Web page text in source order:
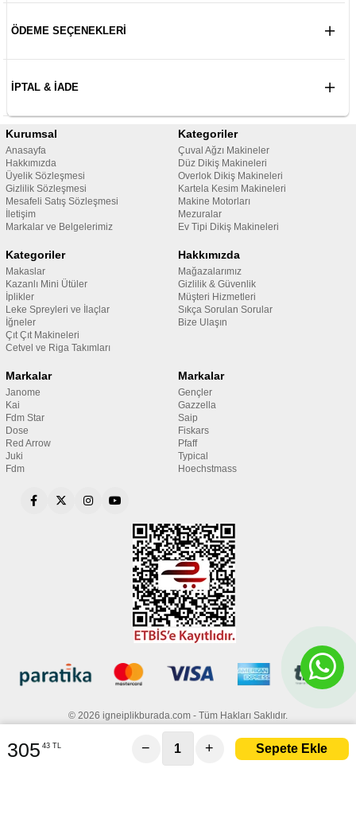
ÖDEME SEÇENEKLERI
İPTAL & İADE
Kurumsal
Anasayfa
Hakkımızda
Üyelik Sözleşmesi
Gizlilik Sözleşmesi
Mesafeli Satış Sözleşmesi
İletişim
Markalar ve Belgelerimiz
Kategoriler
Çuval Ağzı Makineler
Düz Dikiş Makineleri
Overlok Dikiş Makineleri
Kartela Kesim Makineleri
Makine Motorları
Mezuralar
Ev Tipi Dikiş Makineleri
Kategoriler
Makaslar
Kazanlı Mini Ütüler
İplikler
Leke Spreyleri ve İlaçlar
İğneler
Çıt Çıt Makineleri
Cetvel ve Riga Takımları
Hakkımızda
Mağazalarımız
Gizlilik & Güvenlik
Müşteri Hizmetleri
Sıkça Sorulan Sorular
Bize Ulaşın
Markalar
Janome
Kai
Fdm Star
Dose
Red Arrow
Juki
Fdm
Markalar
Gençler
Gazzella
Saip
Fiskars
Pfaff
Typical
Hoechstmass
© 2026 igneiplikburada.com - Tüm Hakları Saklıdır.
305 43 TL − +